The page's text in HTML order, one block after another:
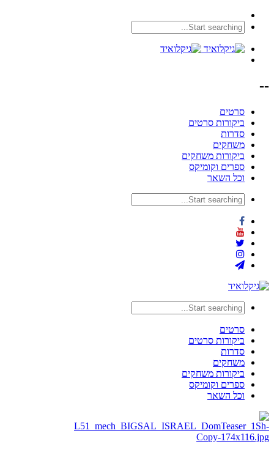
--
סרטים
ביקורות סרטים
סדרות
משחקים
ביקורות משחקים
ספרים וקומיקס
וכל השאר
סרטים
ביקורות סרטים
סדרות
משחקים
ביקורות משחקים
ספרים וקומיקס
וכל השאר